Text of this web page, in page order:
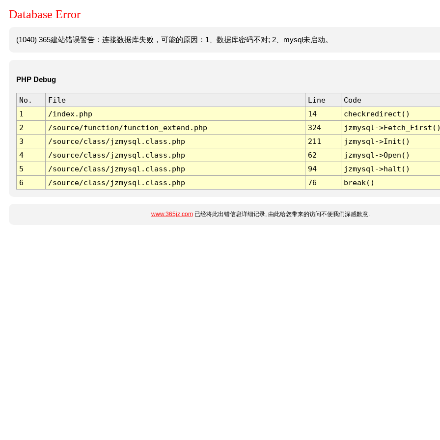
Database Error
(1040) 365建站错误警告：连接数据库失败，可能的原因：1、数据库密码不对; 2、mysql未启动。
PHP Debug
No. File Line
Code
1
/index.php 14
checkredirect()
2
/source/function/function_extend.php 324
jzmysql-
3
/source/class/jzmysql.class.php 211
jzmysql->Init()
4
/source/class/jzmysql.class.php 62
jzmysql->Open()
5
/source/class/jzmysql.class.php 94
jzmysql->halt()
6
/source/class/jzmysql.class.php 76 break()
www.365jz.com已经将此出错信息详细记录, 由此给您带来的访问不便我们深感歉意.